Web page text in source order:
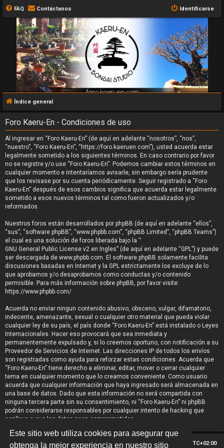
Este sitio web utiliza cookies para asegurar que
obtenga la mejor experiencia en nuestro sitio
FAQ Contáctanos Identificarse
Índice general
Foro Kaeru-En - Condiciones de uso
Al ingresar en “Foro Kaeru-En” (de aquí en adelante “nosotros”, “nos”,
“nuestro”, “Foro Kaeru-En”, “https://foro.kaeruen.com”), usted acuerda estar
legalmente sometido a los siguientes términos. En caso contrario por favor
no se registre y/o use “Foro Kaeru-En”. Podemos cambiar estos términos en
cualquier momento e intentaríamos avisarle, sin embargo sería prudente
que los revisase por su cuenta periódicamente. Seguir registrado a “Foro
Kaeru-En” después de esos cambios significa que acuerda estar legalmente
sometido a esos nuevos términos tal como fueron actualizados y/o
reformados.
Nuestros foros están desarrollados por phpBB (de aquí en adelante “ellos”,
“sus”, “software phpBB”, “www.phpbb.com”, “phpBB Limited”, “phpBB Teams”)
el cual es una solución de foros liberada bajo la “
GNU General Public License v2 en Ingles” (de aquí en adelante “GPL”) y puede
ser descargada de www.phpbb.com. El software phpBB solamente facilita
discusiones basadas en Internet y la GPL estrictamente los excluye de lo
que aprobamos y/o desaprobamos como conductas y/o contenido
permisible. Para más información sobre phpBB, por favor visite:
https://www.phpbb.com/.
Acuerda no enviar ningun contenido abusivo, obsceno, vulgar, difamatorio,
indecente, amenazante, sexual o cualquier otro material que pueda violar
cualquier ley de su país, el país donde “Foro Kaeru-En” está instalado o Leyes
Internacionales. Hacer eso provocará que sea inmediata y
permanentemente expulsado y, si lo creemos oportuno, con notificación a su
Proveedor de Servicios de Internet. Las direcciones IP de todos los envíos
son registradas como ayuda para reforzar estas condiciones. Acuerda que
“Foro Kaeru-En” tiene derecho a eliminar, editar, mover o cerrar cualquier
tema en cualquier momento que lo creamos conveniente. Como usuario
acuerda que cualquier información que haya ingresado será almacenada en
una base de datos. Dado que esta información no será compartida con
ninguna tercera parte sin su consentimiento, ni “Foro Kaeru-En” ni phpBB
podrán considerarse responsables por cualquier intento de hacking que
conlleve a que los datos sean comprometidos.
Índice general Todos los horarios son UTC+02:00